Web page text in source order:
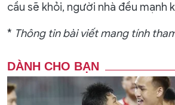
cầu sẽ khỏi, người nhà đều mạnh
* Thông tin bài viết mang tính